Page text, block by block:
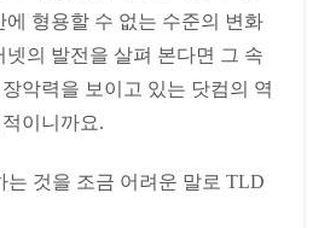
에 형용할 수 없는 수준의 변화
넷의 발전을 살펴 본다면 그 속
악력을 보이고 있는 닷컴의 역
이니까요.
는 것을 조금 어려운 말로 TLD